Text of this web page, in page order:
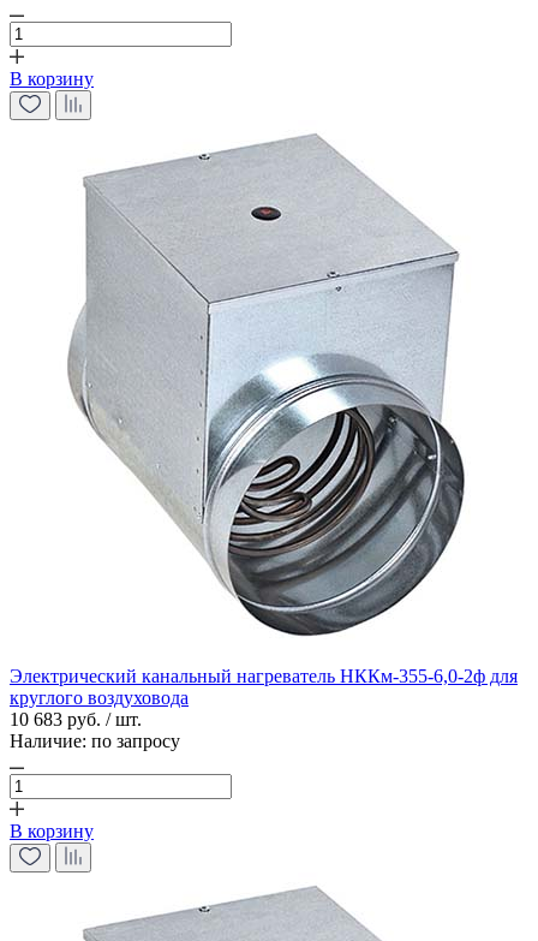
В корзину
Электрический канальный нагреватель НККм-355-6,0-2ф для
круглого воздуховода
10 683 руб. / шт.
Наличие: по запросу
В корзину